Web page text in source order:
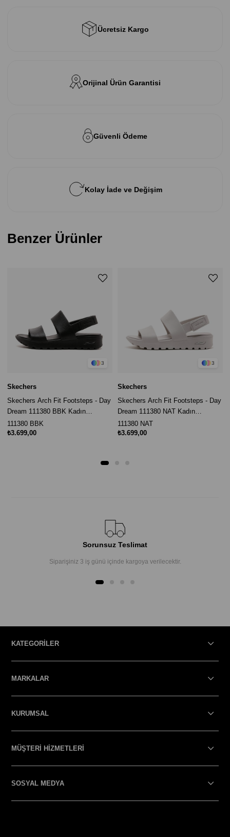
Ücretsiz Kargo
Orijinal Ürün Garantisi
Güvenli Ödeme
Kolay İade ve Değişim
Benzer Ürünler
3
Skechers
Skechers Arch Fit Footsteps - Day
Dream 111380 BBK Kadın
Sandalet - Siyah
111380 BBK
₺3.699,00
3
Skechers
Skechers Arch Fit Footsteps - Day
Dream 111380 NAT Kadın
Sandalet - Bej
111380 NAT
₺3.699,00
Sorunsuz Teslimat
Siparişiniz 3 iş günü içinde kargoya verilecektir.
KATEGORİLER
MARKALAR
KURUMSAL
MÜŞTERİ HİZMETLERİ
SOSYAL MEDYA